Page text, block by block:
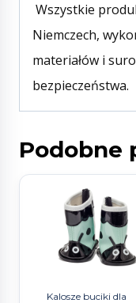
Wszystkie
Niemczech,
materiałów i
bezpieczeństwa.
Podobne
Kalosze buciki dla